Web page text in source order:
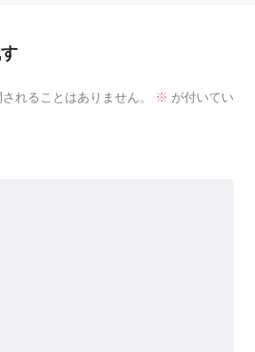
れることはありません。 ※ が付いてい